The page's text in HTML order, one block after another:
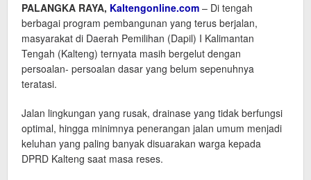
PALANGKA RAYA, Kaltengonline.com – Di tengah
berbagai program pembangunan yang terus berjalan,
masyarakat di Daerah Pemilihan (Dapil) I Kalimantan
Tengah (Kalteng) ternyata masih bergelut dengan
persoalan- persoalan dasar yang belum sepenuhnya
teratasi.
Jalan lingkungan yang rusak, drainase yang tidak berfungsi
optimal, hingga minimnya penerangan jalan umum menjadi
keluhan yang paling banyak disuarakan warga kepada
DPRD Kalteng saat masa reses.